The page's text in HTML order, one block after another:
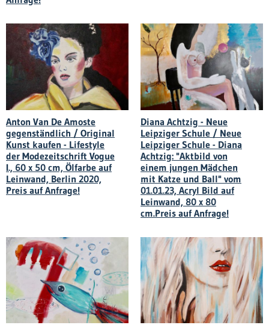
Anton Van De Amoste
gegenständlich / Original
Kunst kaufen - Lifestyle
der Modezeitschrift Vogue
I., 60 x 50 cm, Ölfarbe auf
Leinwand, Berlin 2020,
Preis auf Anfrage!
Diana Achtzig - Neue
Leipziger Schule / Neue
Leipziger Schule - Diana
Achtzig: "Aktbild von
einem jungen Mädchen
mit Katze und Ball" vom
01.01.23, Acryl Bild auf
Leinwand, 80 x 80
cm.Preis auf Anfrage!